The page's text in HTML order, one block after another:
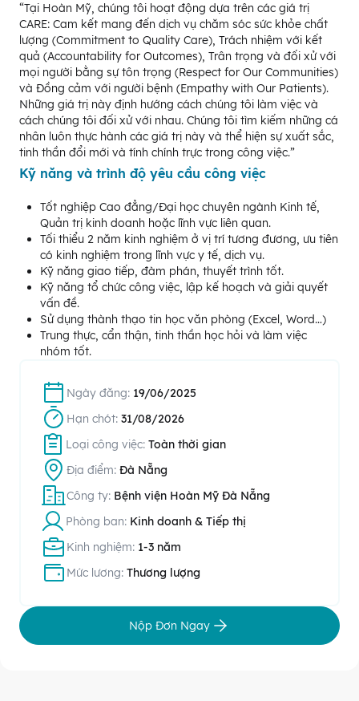
“Tại Hoàn Mỹ, chúng tôi hoạt động dựa trên các giá trị
CARE: Cam kết mang đến dịch vụ chăm sóc sức khỏe chất
lượng (Commitment to Quality Care), Trách nhiệm với kết
quả (Accountability for Outcomes), Trân trọng và đối xử với
mọi người bằng sự tôn trọng (Respect for Our Communities)
và Đồng cảm với người bệnh (Empathy with Our Patients).
Những giá trị này định hướng cách chúng tôi làm việc và
cách chúng tôi đối xử với nhau. Chúng tôi tìm kiếm những cá
nhân luôn thực hành các giá trị này và thể hiện sự xuất sắc,
tinh thần đổi mới và tính chính trực trong công việc.”
Kỹ năng và trình độ yêu cầu công việc
Tốt nghiệp Cao đẳng/Đại học chuyên ngành Kinh tế,
Quản trị kinh doanh hoặc lĩnh vực liên quan.
Tối thiểu 2 năm kinh nghiệm ở vị trí tương đương, ưu tiên
có kinh nghiệm trong lĩnh vực y tế, dịch vụ.
Kỹ năng giao tiếp, đàm phán, thuyết trình tốt.
Kỹ năng tổ chức công việc, lập kế hoạch và giải quyết
vấn đề.
Sử dụng thành thạo tin học văn phòng (Excel, Word…)
Trung thực, cẩn thận, tinh thần học hỏi và làm việc
nhóm tốt.
Ngày đăng: 19/06/2025
Hạn chót: 31/08/2026
Loại công việc: Toàn thời gian
Địa điểm: Đà Nẵng
Công ty: Bệnh viện Hoàn Mỹ Đà Nẵng
Phòng ban: Kinh doanh & Tiếp thị
Kinh nghiệm: 1-3 năm
Mức lương: Thương lượng
Nộp Đơn Ngay